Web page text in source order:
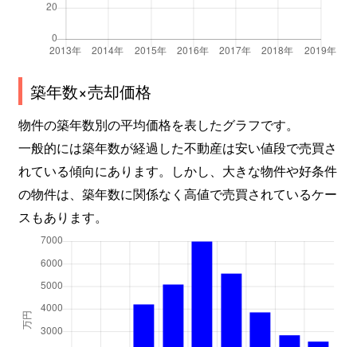
築年数×売却価格
物件の築年数別の平均価格を表したグラフです。
一般的には築年数が経過した不動産は安い値段で売買さ
れている傾向にあります。しかし、大きな物件や好条件
の物件は、築年数に関係なく高値で売買されているケー
スもあります。